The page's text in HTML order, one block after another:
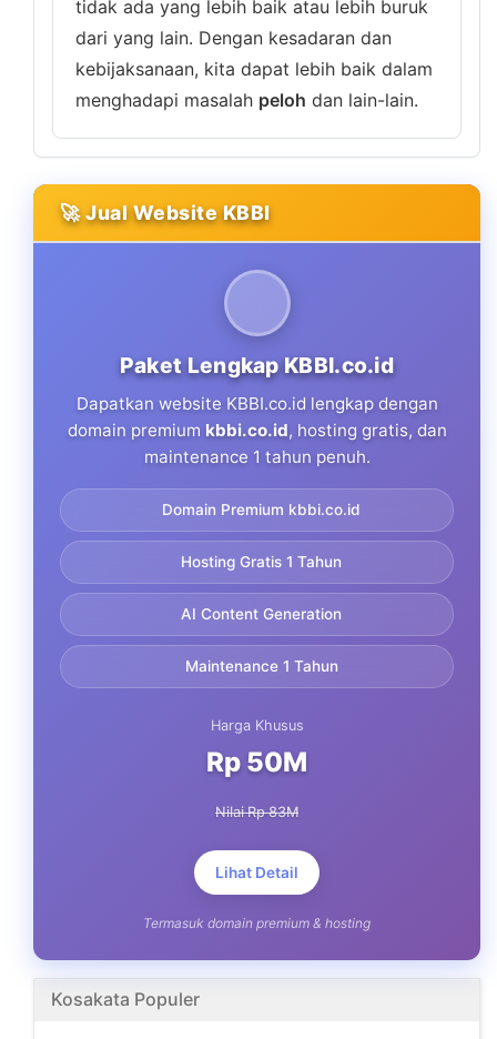
tidak ada yang lebih baik atau lebih buruk
dari yang lain. Dengan kesadaran dan
kebijaksanaan, kita dapat lebih baik dalam
menghadapi masalah peloh dan lain-lain.
🚀 Jual Website KBBI
Paket Lengkap KBBI.co.id
Dapatkan website KBBI.co.id lengkap dengan
domain premium kbbi.co.id, hosting gratis, dan
maintenance 1 tahun penuh.
Domain Premium kbbi.co.id
Hosting Gratis 1 Tahun
AI Content Generation
Maintenance 1 Tahun
Harga Khusus
Rp 50M
Nilai Rp 83M
Lihat Detail
Termasuk domain premium & hosting
Kosakata Populer